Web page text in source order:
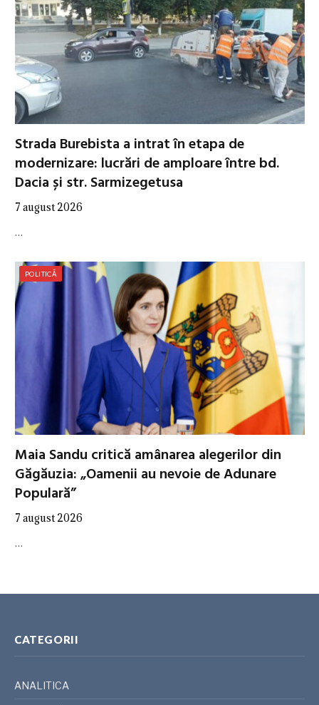
Strada Burebista a intrat în etapa de
modernizare: lucrări de amploare între bd.
Dacia și str. Sarmizegetusa
7 august 2026
…
POLITICĂ
Maia Sandu critică amânarea alegerilor din
Găgăuzia: „Oamenii au nevoie de Adunare
Populară”
7 august 2026
…
CATEGORII
ANALITICA